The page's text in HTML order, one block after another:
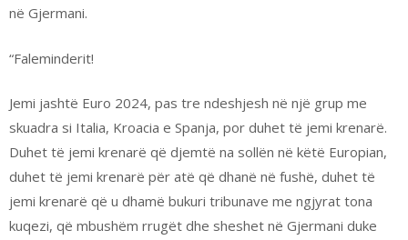
në Gjermani.
“Faleminderit!
Jemi jashtë Euro 2024, pas tre ndeshjesh në një grup me
skuadra si Italia, Kroacia e Spanja, por duhet të jemi krenarë.
Duhet të jemi krenarë që djemtë na sollën në këtë Europian,
duhet të jemi krenarë për atë që dhanë në fushë, duhet të
jemi krenarë që u dhamë bukuri tribunave me ngjyrat tona
kuqezi, që mbushëm rrugët dhe sheshet në Gjermani duke